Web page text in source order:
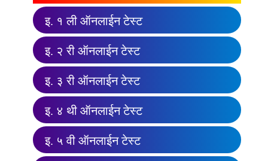
इ. १ ली ऑनलाईन टेस्ट
इ. २ री ऑनलाईन टेस्ट
इ. ३ री ऑनलाईन टेस्ट
इ. ४ थी ऑनलाईन टेस्ट
इ. ५ वी ऑनलाईन टेस्ट